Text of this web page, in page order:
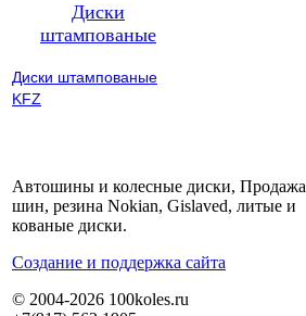
Диски
штампованые
Диски штампованые
KFZ
Автошины и колесные диски, Продажа
шин, резина Nokian, Gislaved, литые и
кованые диски.
Cоздание и поддержка сайта
© 2004-2026 100koles.ru